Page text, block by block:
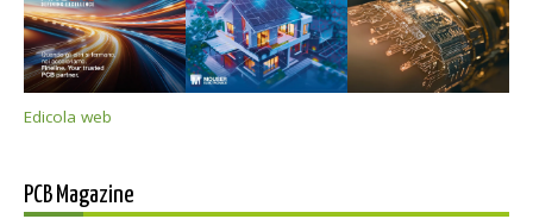
Edicola web
PCB Magazine